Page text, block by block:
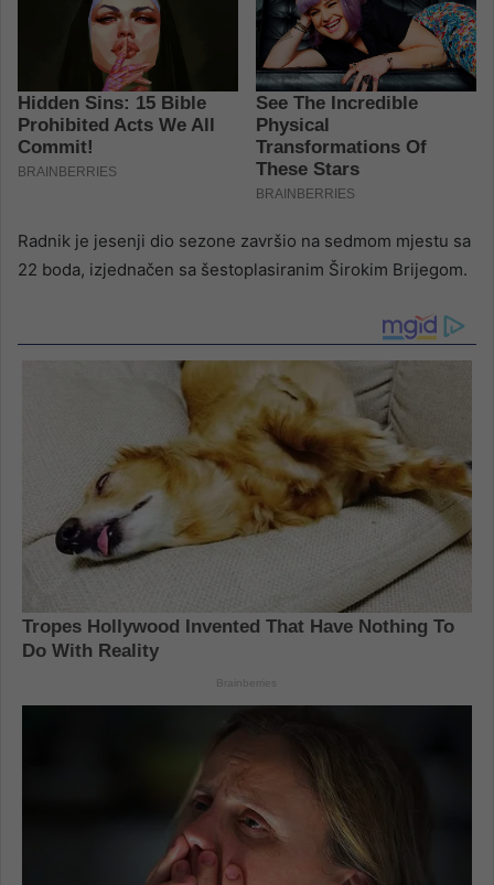
Radnik je jesenji dio sezone završio na sedmom mjestu sa
22 boda, izjednačen sa šestoplasiranim Širokim Brijegom.